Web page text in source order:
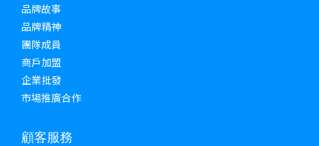
品牌故事
品牌精神
團隊成員
商戶加盟
企業批發
市場推廣合作
顧客服務